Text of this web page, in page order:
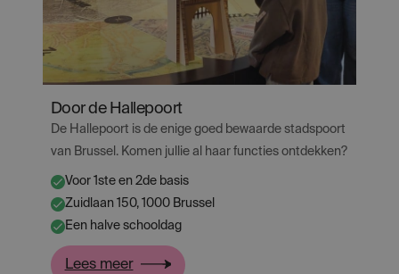
Door de Hallepoort
De Hallepoort is de enige goed bewaarde stadspoort
van Brussel. Komen jullie al haar functies ontdekken?
✔ Voor 1ste en 2de basis
✔ Zuidlaan 150, 1000 Brussel
✔ Een halve schooldag
Lees meer: